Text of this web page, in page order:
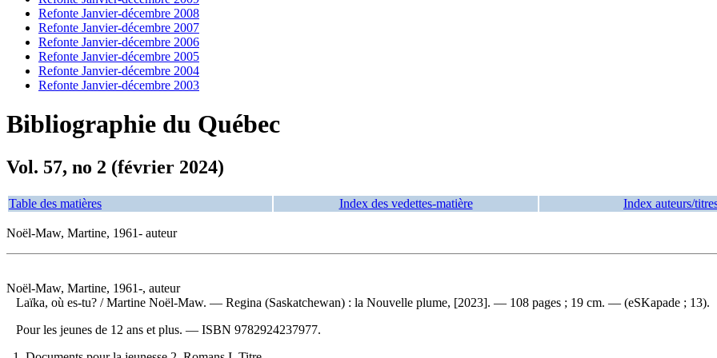
Refonte Janvier-décembre 2008
Refonte Janvier-décembre 2007
Refonte Janvier-décembre 2006
Refonte Janvier-décembre 2005
Refonte Janvier-décembre 2004
Refonte Janvier-décembre 2003
Bibliographie du Québec
Vol. 57, no 2 (février 2024)
Table des matières Index des vedettes-matière Index auteurs/
Noël-Maw, Martine, 1961- auteur
Noël-Maw, Martine, 1961-, auteur
Laïka, où es-tu? / Martine Noël-Maw. — Regina (Saskatchewan) : la Nouvelle plume, [2023]. — 108 pages ; 19 cm. — (eSKapade ; 13).
Pour les jeunes de 12 ans et plus. — ISBN 9782924237977.